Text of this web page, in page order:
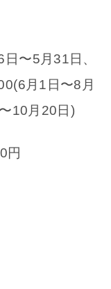
〜5月31日、
月1日〜8月
10月20日)
円